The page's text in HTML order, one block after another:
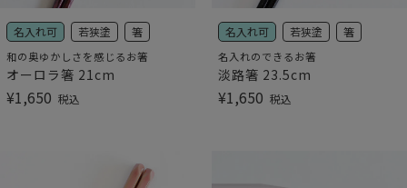
名入れ可 若狭塗 箸
和の奥ゆかしさを感じるお箸
オーロラ箸 21cm
¥1,650 税込
名入れ可 若狭塗 箸
名入れのできるお箸
淡路箸 23.5cm
¥1,650 税込